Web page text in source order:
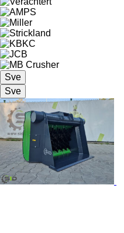
Sve
Sve